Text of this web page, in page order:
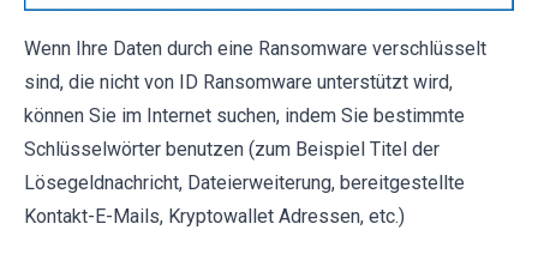
Wenn Ihre Daten durch eine Ransomware verschlüsselt
sind, die nicht von ID Ransomware unterstützt wird,
können Sie im Internet suchen, indem Sie bestimmte
Schlüsselwörter benutzen (zum Beispiel Titel der
Lösegeldnachricht, Dateierweiterung, bereitgestellte
Kontakt-E-Mails, Kryptowallet Adressen, etc.)